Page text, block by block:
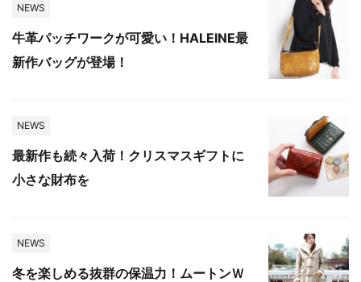
NEWS
牛革パッチワークが可愛い！HALEINE最
新作バッグが登場！
NEWS
最新作も続々入荷！クリスマスギフトに
小さな財布を
NEWS
冬を楽しめる抜群の保温力！ムートンＷ